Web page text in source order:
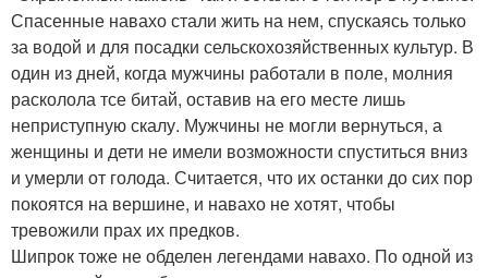
Спасенные навахо стали жить на нем, спускаясь только
за водой и для посадки сельскохозяйственных культур. В
один из дней, когда мужчины работали в поле, молния
расколола тсе битай, оставив на его месте лишь
неприступную скалу. Мужчины не могли вернуться, а
женщины и дети не имели возможности спуститься вниз
и умерли от голода. Считается, что их останки до сих пор
покоятся на вершине, и навахо не хотят, чтобы
тревожили прах их предков.
Шипрок тоже не обделен легендами навахо. По одной из